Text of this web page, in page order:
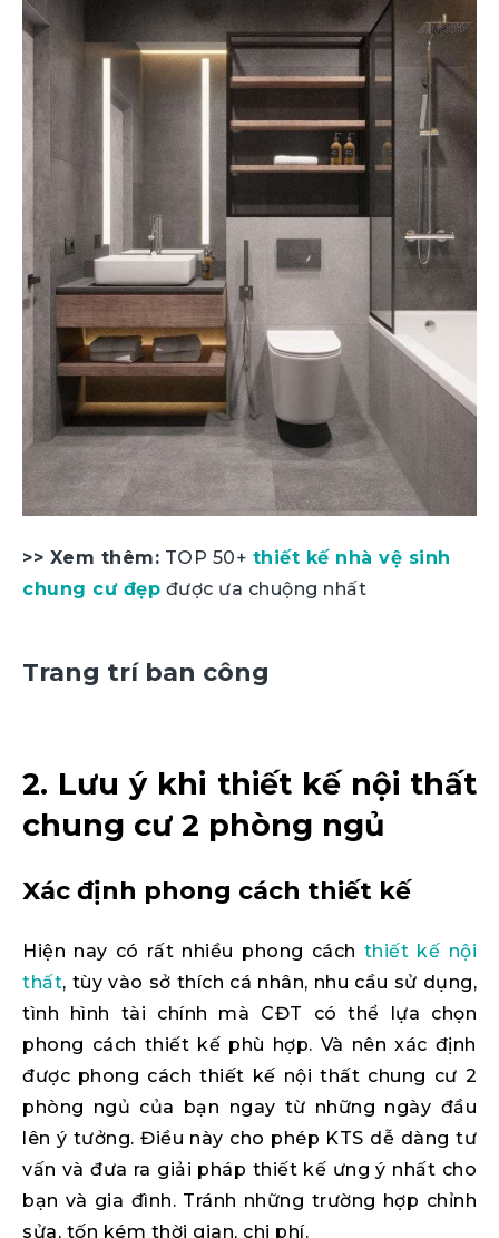
>> Xem thêm: TOP 50+ thiết kế nhà vệ sinh
chung cư đẹp được ưa chuộng nhất
Trang trí ban công
2. Lưu ý khi thiết kế nội thất
chung cư 2 phòng ngủ
Xác định phong cách thiết kế
Hiện nay có rất nhiều phong cách thiết kế nội
thất, tùy vào sở thích cá nhân, nhu cầu sử dụng,
tình hình tài chính mà CĐT có thể lựa chọn
phong cách thiết kế phù hợp. Và nên xác định
được phong cách thiết kế nội thất chung cư 2
phòng ngủ của bạn ngay từ những ngày đầu
lên ý tưởng. Điều này cho phép KTS dễ dàng tư
vấn và đưa ra giải pháp thiết kế ưng ý nhất cho
bạn và gia đình. Tránh những trường hợp chỉnh
sửa, tốn kém thời gian, chi phí.